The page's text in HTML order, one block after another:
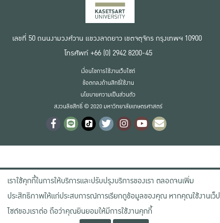
เลขที่ 50 ถนนงามวงศ์วาน แขวงลาดยาว เขตจตุจักร กรุงเทพฯ 10900
โทรศัพท์ +66 (0) 2942 8200-45
สงวนลิขสิทธิ์ © 2020 มหาวิทยาลัยเกษตรศาสตร์
เงื่อนไขการใช้งานเว็บไซต์
ข้อตกลงด้านสิทธิ์ใช้งาน
นโยบายความเป็นส่วนตัว
เราใช้คุกกี้ในการให้บริการและปรับปรุงบริการของเรา ตลอดจนเพิ่ม
ประสิทธิภาพให้แก่ประสบการณ์การเรียกดูข้อมูลของคุณ หากคุณใช้งานเว็ป
ไซต์ของเราต่อ ถือว่าคุณยินยอมให้มีการใช้งานคุกกี้